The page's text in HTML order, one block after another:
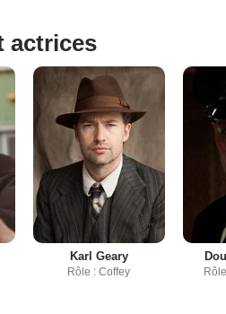
actrices
Karl Geary
Rôle : Coffey